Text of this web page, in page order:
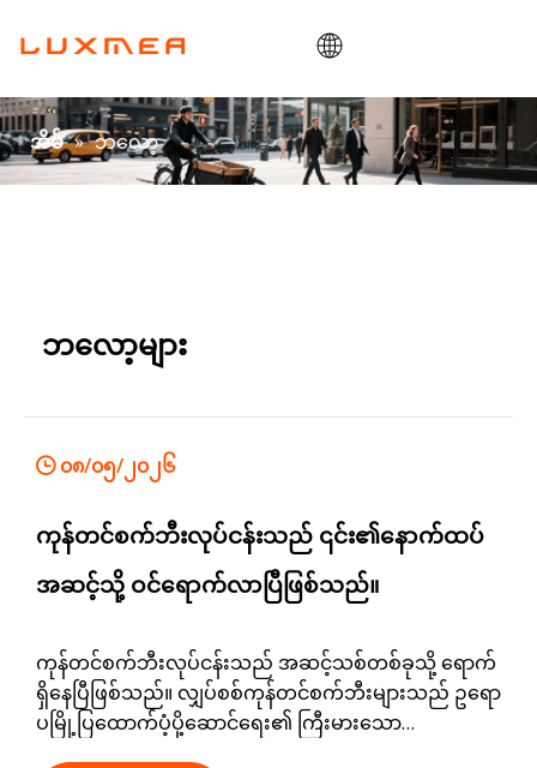
အိမ်
ကုမ္ပဏီ
ဘလော့
အိမ် » ဘလော့
ဘလော့များ
၀၈/၀၅/၂၀၂၆
ကုန်တင်စက်ဘီးလုပ်ငန်းသည် ၎င်း၏နောက်ထပ်
အဆင့်သို့ ဝင်ရောက်လာပြီဖြစ်သည်။
ကုန်တင်စက်ဘီးလုပ်ငန်းသည် အဆင့်သစ်တစ်ခုသို့ ရောက်
ရှိနေပြီဖြစ်သည်။ လျှပ်စစ်ကုန်တင်စက်ဘီးများသည် ဥရော
ပမြို့ပြထောက်ပံ့ပို့ဆောင်ရေး၏ ကြီးမားသော